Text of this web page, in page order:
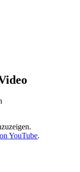
YouTube.